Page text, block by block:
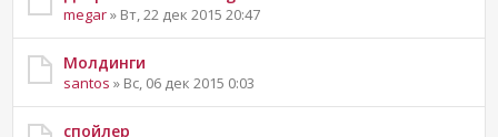
megar» Вт, 22 дек 2015 20:47
Молдинги
santos » Вс, 06 дек 2015 0:03
спойлер